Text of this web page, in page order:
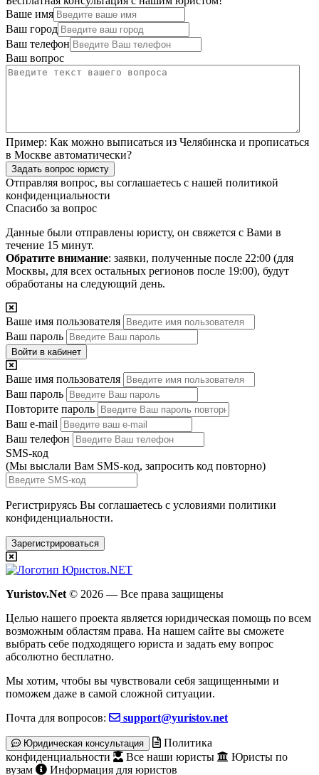
Ваше имя
Ваш город
Ваш телефон
Ваш вопрос
Пример: Как можно выписаться из Челябинска и прописаться
в Москве автоматически?
Задать вопрос юристу
Отправляя вопрос, вы соглашаетесь с нашей политикой
конфиденциальности
Спасибо за вопрос
Данные были отправлены юристу, он свяжется с Вами в
течение 15 минут.
Обратите внимание: заявки, полученные после 22:00 (для
Москвы, для всех остальных регионов после 19:00), будут
обработаны на следующий день.
Ваше имя пользователя
Ваш пароль
Войти в кабинет
Ваше имя пользователя
Ваш пароль
Повторите пароль
Ваш e-mail
Ваш телефон
SMS-код
(Мы выслали Вам SMS-код, запросить код повторно)
Регистрируясь Вы соглашаетесь с условиями политики
конфиденциальности.
Зарегистрироваться
Yuristov.Net © 2026 — Все права защищены
Целью нашего проекта является юридическая помощь по всем
возможным областям права. На нашем сайте вы сможете
выбрать себе подходящего юриста и задать ему вопрос
абсолютно бесплатно.
Мы хотим, чтобы вы чувствовали себя защищенными и
поможем даже в самой сложной ситуации.
Почта для вопросов:
support@yuristov.net
Юридическая консультация
Политика
конфиденциальности
Все наши юристы
Юристы по
вузам
Информация для юристов